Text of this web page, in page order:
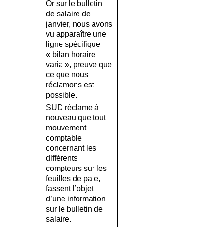
Or sur le bulletin
de salaire de
janvier, nous avons
vu apparaître une
ligne spécifique
« bilan horaire
varia », preuve que
ce que nous
réclamons est
possible.
SUD réclame à
nouveau que tout
mouvement
comptable
concernant les
différents
compteurs sur les
feuilles de paie,
fassent l’objet
d’une information
sur le bulletin de
salaire.